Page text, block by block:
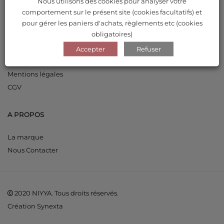
Mot de passe perdu
Mentions légales
CGV
A PROPOS
La marque
Nous Contacter
2020 NIYYA. Tous droits réservés.
Création Synexta
comportement sur le présent site (cookies facultatifs) et
pour gérer les paniers d'achats, règlements etc (cookies
obligatoires)
Accepter
Refuser